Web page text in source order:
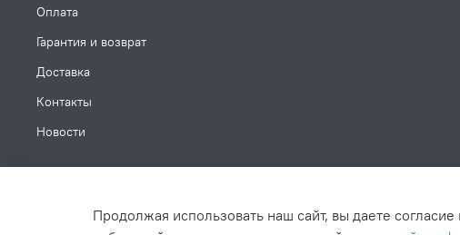
Оплата
Гарантия и возврат
Доставка
Контакты
Новости
Продолжая использовать наш сайт, вы даете